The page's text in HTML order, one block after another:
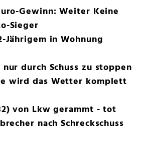
Gewinn: Weiter Keine
Sieger
Jährigem in Wohnung
durch Schuss zu stoppen
wird das Wetter komplett
von Lkw gerammt - tot
nach Schreckschuss